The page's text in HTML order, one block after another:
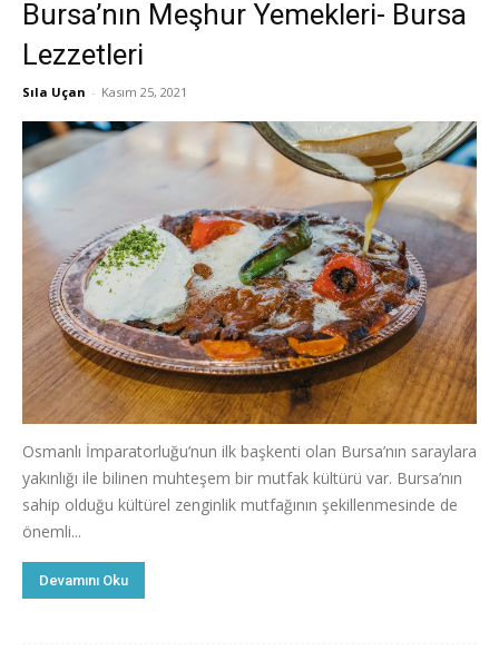
Bursa’nın Meşhur Yemekleri- Bursa
Lezzetleri
Sıla Uçan - Kasım 25, 2021
Osmanlı İmparatorluğu’nun ilk başkenti olan Bursa’nın saraylara
yakınlığı ile bilinen muhteşem bir mutfak kültürü var. Bursa’nın
sahip olduğu kültürel zenginlik mutfağının şekillenmesinde de
önemli...
Devamını Oku